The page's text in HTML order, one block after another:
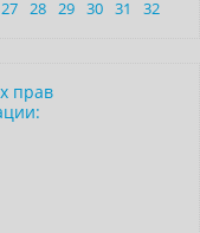
27 28 29 30 31 32